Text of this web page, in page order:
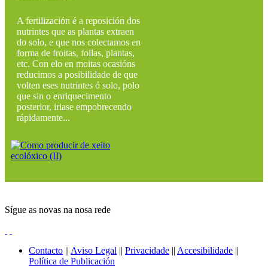
A fertilización é a reposición dos
nutrintes que as plantas extraen
do solo, e que nos colectamos en
forma de froitas, follas, plantas,
etc. Con elo en moitas ocasións
reducimos a posibilidade de que
volten eses nutrintes ó solo, polo
que sin o enriquecimento
posterior, iriase empobrecendo
rápidamente...
Sígue as novas na nosa rede
Contacto || Aviso Legal || Privacidade || Accesibilidade ||
Política de Publicación